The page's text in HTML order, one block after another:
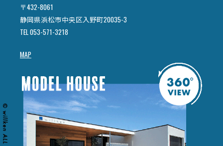
〒432-8061
静岡県浜松市中央区入野町20035-3
TEL 053-571-3218
MAP